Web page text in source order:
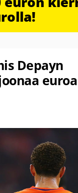
Depayn
euroa